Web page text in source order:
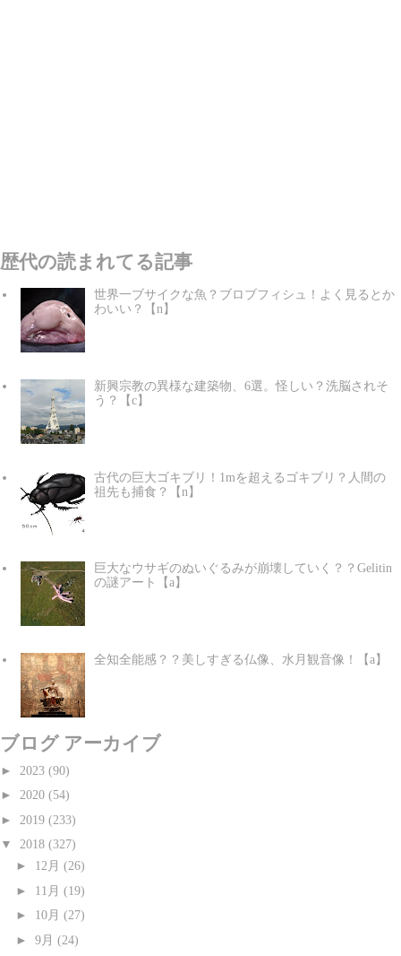
歴代の読まれてる記事
世界一ブサイクな魚？ブロブフィシュ！よく見るとか
わいい？【n】
新興宗教の異様な建築物、6選。怪しい？洗脳されそ
う？【c】
古代の巨大ゴキブリ！1mを超えるゴキブリ？人間の
祖先も捕食？【n】
巨大なウサギのぬいぐるみが崩壊していく？？Gelitin
の謎アート【a】
全知全能感？？美しすぎる仏像、水月観音像！【a】
ブログ アーカイブ
► 2023 (90)
► 2020 (54)
► 2019 (233)
▼ 2018 (327)
► 12月 (26)
► 11月 (19)
► 10月 (27)
► 9月 (24)